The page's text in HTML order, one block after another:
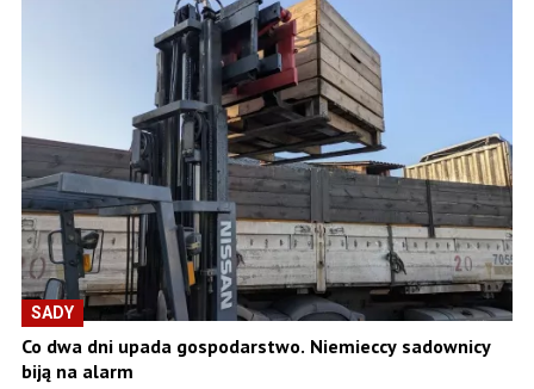
SADY
Co dwa dni upada gospodarstwo. Niemieccy sadownicy
biją na alarm